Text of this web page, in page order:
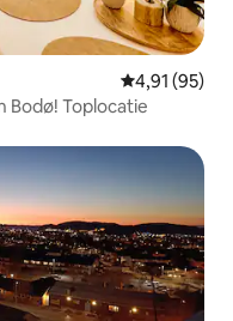
Gemiddelde
4,91 (95)
Nieuw en modern appartement in Bodø! Toplocatie